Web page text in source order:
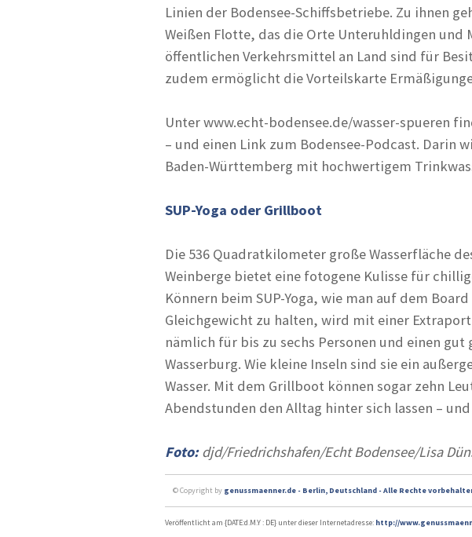
Linien der Bodensee-Schiffsbetriebe. Zu ihnen
Weißen Flotte, das die Orte Unteruhldingen
öffentlichen Verkehrsmittel an Land sind für
zudem ermöglicht die Vorteilskarte
Unter www.echt-bodensee.de/wasser-spueren
– und einen Link zum Bodensee-Podcast. Darin
Baden-Württemberg mit hochwertigem
SUP-Yoga oder Grillboot
Die 536 Quadratkilometer große Wasserfläche
Weinberge bietet eine fotogene Kulisse für
Könnern beim SUP-Yoga, wie man auf dem
Gleichgewicht zu halten, wird mit einer
nämlich für bis zu sechs Personen und einen
Wasserburg. Wie kleine Inseln sind sie ein
Wasser. Mit dem Grillboot können sogar zehn
Abendstunden den Alltag hinter sich lassen –
Foto:djd/Friedrichshafen/Echt Bodensee/Lisa
© Copyright by genussmaenner.de - Berlin, Deutschland - Alle Rechte
Veröffentlicht am {DATE:d.M.Y : DE} unter dieser Internetadresse: http://